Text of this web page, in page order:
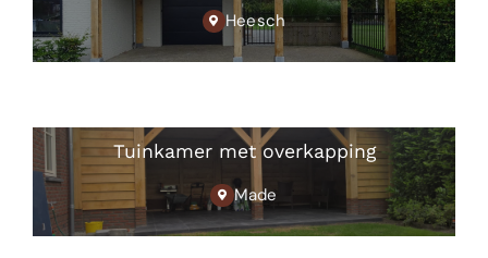
Heesch
Tuinkamer met overkapping
Made